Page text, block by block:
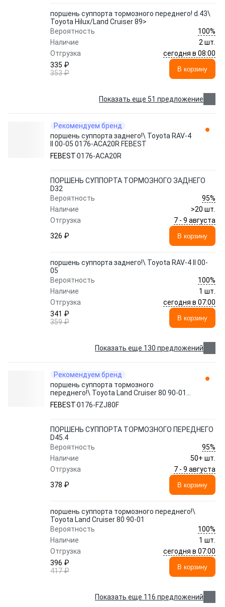
поршень суппорта тормозного переднего! d.43\
Toyota Hilux/Land Cruiser 89>
Вероятность
100%
Наличие
2 шт.
Отгрузка
сегодня в 08:00
335 ₽
353 ₽
В корзину
Показать еще 51 предложение
Рекомендуем бренд
поршень суппорта заднего!\ Toyota RAV-4
II 00-05 0176-ACA20R FEBEST
FEBEST0176-ACA20R
ПОРШЕНЬ СУППОРТА ТОРМОЗНОГО ЗАДНЕГО
D32
Вероятность
95%
Наличие
>20 шт.
Отгрузка
7 - 9 августа
326 ₽
В корзину
поршень суппорта заднего!\ Toyota RAV-4 II 00-
05
Вероятность
100%
Наличие
1 шт.
Отгрузка
сегодня в 07:00
341 ₽
359 ₽
В корзину
Показать еще 130 предложений
Рекомендуем бренд
поршень суппорта тормозного
переднего!\ Toyota Land Cruiser 80 90-01
0176-FZJ80F FEBEST
FEBEST0176-FZJ80F
ПОРШЕНЬ СУППОРТА ТОРМОЗНОГО ПЕРЕДНЕГО
D45.4
Вероятность
95%
Наличие
50+ шт.
Отгрузка
7 - 9 августа
378 ₽
В корзину
поршень суппорта тормозного переднего!\
Toyota Land Cruiser 80 90-01
Вероятность
100%
Наличие
1 шт.
Отгрузка
сегодня в 07:00
396 ₽
417 ₽
В корзину
Показать еще 116 предложений